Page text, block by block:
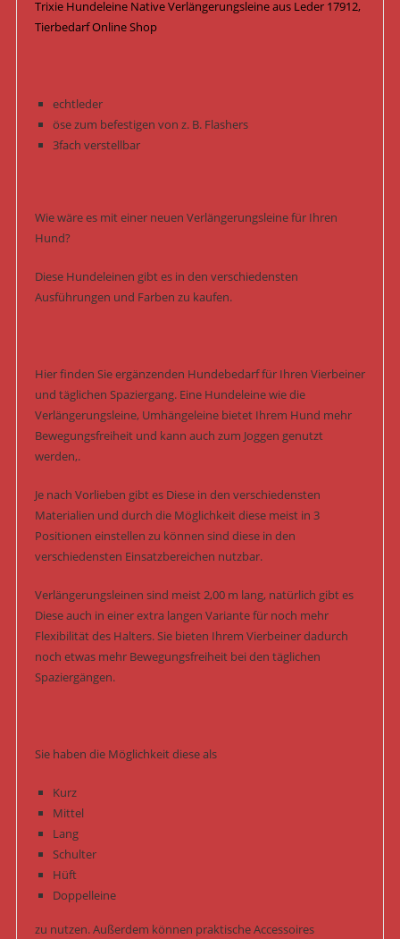
Trixie Hundeleine Native Verlängerungsleine aus Leder 17912,
Tierbedarf Online Shop
echtleder
öse zum befestigen von z. B. Flashers
3fach verstellbar
Wie wäre es mit einer neuen Verlängerungsleine für Ihren
Hund?
Diese Hundeleinen gibt es in den verschiedensten
Ausführungen und Farben zu kaufen.
Hier finden Sie ergänzenden Hundebedarf für Ihren Vierbeiner
und täglichen Spaziergang. Eine Hundeleine wie die
Verlängerungsleine, Umhängeleine bietet Ihrem Hund mehr
Bewegungsfreiheit und kann auch zum Joggen genutzt
werden,.
Je nach Vorlieben gibt es Diese in den verschiedensten
Materialien und durch die Möglichkeit diese meist in 3
Positionen einstellen zu können sind diese in den
verschiedensten Einsatzbereichen nutzbar.
Verlängerungsleinen sind meist 2,00 m lang, natürlich gibt es
Diese auch in einer extra langen Variante für noch mehr
Flexibilität des Halters. Sie bieten Ihrem Vierbeiner dadurch
noch etwas mehr Bewegungsfreiheit bei den täglichen
Spaziergängen.
Sie haben die Möglichkeit diese als
Kurz
Mittel
Lang
Schulter
Hüft
Doppelleine
zu nutzen. Außerdem können praktische Accessoires